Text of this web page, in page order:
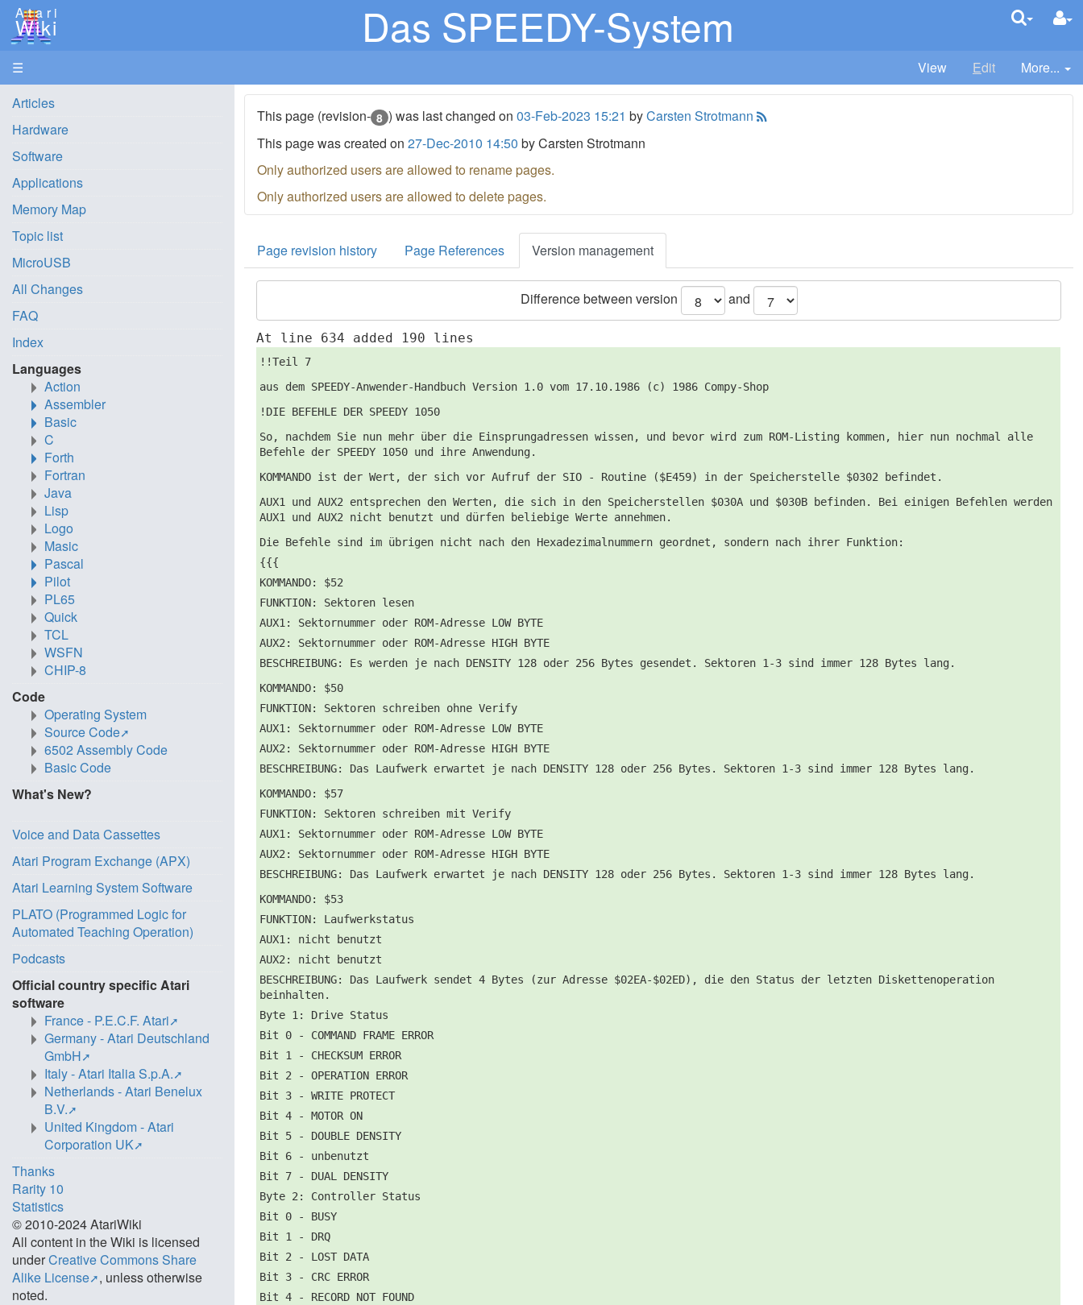
Atari
Wiki Das SPEEDY-System
☰ View Edit More...
This page (revision- 8 ) was last changed on03-Feb-2023 15:21 byCarsten Strotmann
This page was created on27-Dec-2010 14:50 by Carsten Strotmann
Only authorized users are allowed to rename pages.
Only authorized users are allowed to delete pages.
Page revision history Page References Version management
Difference between version and
At line 634 added 190 lines
!!Teil 7
aus dem SPEEDY-Anwender-Handbuch Version 1.0 vom 17.10.1986 (c) 1986 Compy-Shop
!DIE BEFEHLE DER SPEEDY 1050
So, nachdem Sie nun mehr über die Einsprungadressen wissen, und bevor wird zum ROM-Listing kommen, hier nun nochmal alle
Befehle der SPEEDY 1050 und ihre Anwendung.
KOMMANDO ist der Wert, der sich vor Aufruf der SIO - Routine ($E459) in der Speicherstelle $0302 befindet.
AUX1 und AUX2 entsprechen den Werten, die sich in den Speicherstellen $030A und $030B befinden. Bei einigen Befehlen werden
AUX1 und AUX2 nicht benutzt und dürfen beliebige Werte annehmen.
Die Befehle sind im übrigen nicht nach den Hexadezimalnummern geordnet, sondern nach ihrer Funktion:
{{{
KOMMANDO: $52
FUNKTION: Sektoren lesen
AUX1: Sektornummer oder ROM-Adresse LOW BYTE
AUX2: Sektornummer oder ROM-Adresse HIGH BYTE
BESCHREIBUNG: Es werden je nach DENSITY 128 oder 256 Bytes gesendet. Sektoren 1-3 sind immer 128 Bytes lang.
KOMMANDO: $50
FUNKTION: Sektoren schreiben ohne Verify
AUX1: Sektornummer oder ROM-Adresse LOW BYTE
AUX2: Sektornummer oder ROM-Adresse HIGH BYTE
BESCHREIBUNG: Das Laufwerk erwartet je nach DENSITY 128 oder 256 Bytes. Sektoren 1-3 sind immer 128 Bytes lang.
KOMMANDO: $57
FUNKTION: Sektoren schreiben mit Verify
AUX1: Sektornummer oder ROM-Adresse LOW BYTE
AUX2: Sektornummer oder ROM-Adresse HIGH BYTE
BESCHREIBUNG: Das Laufwerk erwartet je nach DENSITY 128 oder 256 Bytes. Sektoren 1-3 sind immer 128 Bytes lang.
KOMMANDO: $53
FUNKTION: Laufwerkstatus
AUX1: nicht benutzt
AUX2: nicht benutzt
BESCHREIBUNG: Das Laufwerk sendet 4 Bytes (zur Adresse $02EA-$02ED), die den Status der letzten Diskettenoperation
beinhalten.
Byte 1: Drive Status
Bit 0 - COMMAND FRAME ERROR
Bit 1 - CHECKSUM ERROR
Bit 2 - OPERATION ERROR
Bit 3 - WRITE PROTECT
Bit 4 - MOTOR ON
Bit 5 - DOUBLE DENSITY
Bit 6 - unbenutzt
Bit 7 - DUAL DENSITY
Byte 2: Controller Status
Bit 0 - BUSY
Bit 1 - DRQ
Bit 2 - LOST DATA
Bit 3 - CRC ERROR
Bit 4 - RECORD NOT FOUND
Articles
Hardware
Software
Applications
Memory Map
Topic list
MicroUSB
All Changes
FAQ
Index
Languages
Action
Assembler
Basic
C
Forth
Fortran
Java
Lisp
Logo
Masic
Pascal
Pilot
PL65
Quick
TCL
WSFN
CHIP-8
Code
Operating System
Source Code
6502 Assembly Code
Basic Code
What's New?
Voice and Data Cassettes
Atari Program Exchange (APX)
Atari Learning System Software
PLATO (Programmed Logic for
Automated Teaching Operation)
Podcasts
Official country specific Atari
software
France - P.E.C.F. Atari
Germany - Atari Deutschland
GmbH
Italy - Atari Italia S.p.A.
Netherlands - Atari Benelux
B.V.
United Kingdom - Atari
Corporation UK
Thanks
Rarity 10
Statistics
© 2010-2024 AtariWiki
All content in the Wiki is licensed
underCreative Commons Share
Alike License , unless otherwise
noted.